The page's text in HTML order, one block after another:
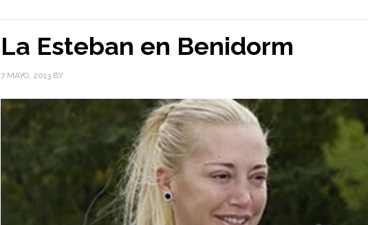
La Esteban en Benidorm
7 MAYO, 2013 BY